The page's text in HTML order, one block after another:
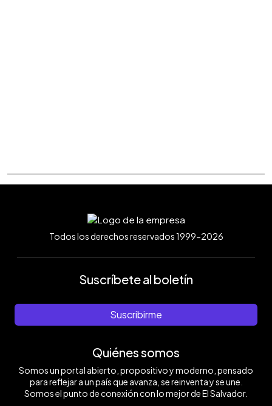
Todos los derechos reservados 1999-2026
Suscríbete al boletín
Suscribirme
Quiénes somos
Somos un portal abierto, propositivo y moderno, pensado
para reflejar a un país que avanza, se reinventa y se une.
Somos el punto de conexión con lo mejor de El Salvador.